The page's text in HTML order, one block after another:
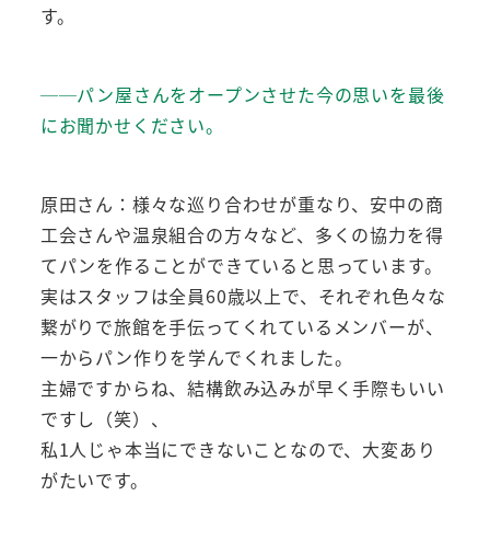
す。
──パン屋さんをオープンさせた今の思いを最後
にお聞かせください。
原田さん：様々な巡り合わせが重なり、安中の商
工会さんや温泉組合の方々など、多くの協力を得
てパンを作ることができていると思っています。
実はスタッフは全員60歳以上で、それぞれ色々な
繋がりで旅館を手伝ってくれているメンバーが、
一からパン作りを学んでくれました。
主婦ですからね、結構飲み込みが早く手際もいい
ですし（笑）、
私1人じゃ本当にできないことなので、大変あり
がたいです。